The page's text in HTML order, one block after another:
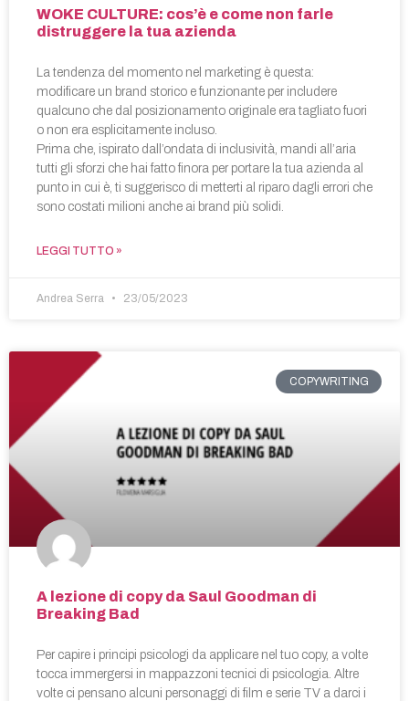
WOKE CULTURE: cos’è e come non farle
distruggere la tua azienda
La tendenza del momento nel marketing è questa:
modificare un brand storico e funzionante per includere
qualcuno che dal posizionamento originale era tagliato fuori
o non era esplicitamente incluso.
Prima che, ispirato dall’ondata di inclusività, mandi all’aria
tutti gli sforzi che hai fatto finora per portare la tua azienda al
punto in cui è, ti suggerisco di metterti al riparo dagli errori che
sono costati milioni anche ai brand più solidi.
LEGGI TUTTO »
Andrea Serra 23/05/2023
COPYWRITING
A lezione di copy da Saul Goodman di
Breaking Bad
Per capire i principi psicologi da applicare nel tuo copy, a volte
tocca immergersi in mappazzoni tecnici di psicologia. Altre
volte ci pensano alcuni personaggi di film e serie TV a darci i